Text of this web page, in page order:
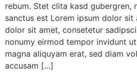
rebum. Stet clita kasd gubergren,
sanctus est Lorem ipsum dolor sit
dolor sit amet, consetetur
nonumy eirmod tempor invidunt
magna aliquyam erat, sed diam
accusam […]